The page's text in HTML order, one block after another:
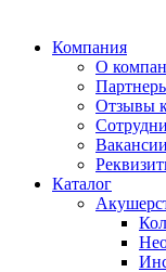
Компания
О
Отзывы
Вакансии
Каталог